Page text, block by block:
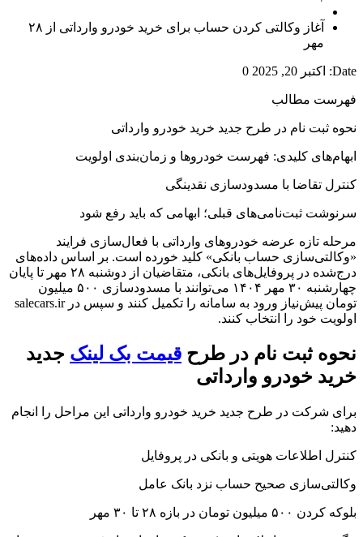
آغاز وکالتی کردن حساب برای خرید خودرو وارداتی از ۲۸
مهر
Date: اکتبر 20, 2025 0
فهرست مطالب
نحوه ثبت نام در طرح جدید خرید خودرو وارداتی
ابهام‌های کلیدی: فهرست خودروها و زمان‌بندی اولویت
کنترل تقاضا با مسدودسازی نقدینگی
سرنوشت ثبت‌نامی‌های قبلی؛ ابهامی که باید رفع شود
مرحله تازه عرضه خودروهای وارداتی با فعال‌سازی فرایند
«وکالتی‌سازی حساب بانکی» کلید خورده است. بر اساس داده‌های
درج‌شده در پروفایل‌های بانکی، متقاضیان از دوشنبه ۲۸ مهر تا پایان
چهارشنبه ۳۰ مهر ۱۴۰۴ می‌توانند با مسدودسازی ۵۰۰ میلیون
تومان پیش‌نیاز ورود به سامانه را تکمیل کنند و سپس در salecars.ir
اولویت خود را انتخاب کنند.
نحوه ثبت نام در طرح قیمت بک لینک جدید
خرید خودرو وارداتی
برای شرکت در طرح جدید خرید خودرو وارداتی این مراحل را انجام
دهید:
کنترل اطلاعات هویتی و بانکی در پروفایل
وکالتی‌سازی صحیح حساب نزد بانک عامل
بلوکه کردن ۵۰۰ میلیون تومان در بازه ۲۸ تا ۳۰ مهر